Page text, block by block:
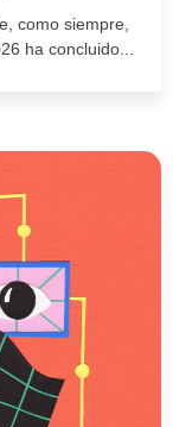
como siempre,
ha concluido...